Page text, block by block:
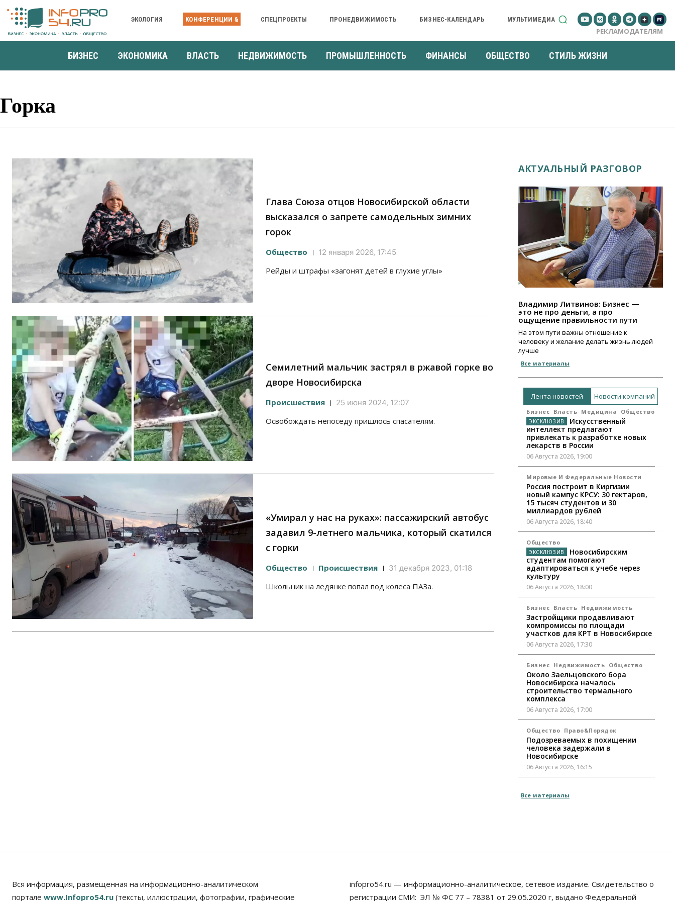
ЭКОЛОГИЯ КОНФЕРЕНЦИИ & СПЕЦПРОЕКТЫ ПРОНЕДВИЖИМОСТЬ БИЗНЕС-КАЛЕНДАРЬ МУЛЬТИМЕДИА
РЕКЛАМОДАТЕЛЯМ
БИЗНЕС ЭКОНОМИКА ВЛАСТЬ НЕДВИЖИМОСТЬ ПРОМЫШЛЕННОСТЬ ФИНАНСЫ ОБЩЕСТВО СТИЛЬ ЖИЗНИ
Горка
Глава Союза отцов Новосибирской области
высказался о запрете самодельных зимних
горок
Общество 12 января 2026, 17:45
Рейды и штрафы «загонят детей в глухие углы»
Семилетний мальчик застрял в ржавой горке во
дворе Новосибирска
Происшествия 25 июня 2024, 12:07
Освобождать непоседу пришлось спасателям.
«Умирал у нас на руках»: пассажирский автобус
задавил 9-летнего мальчика, который скатился
с горки
Общество Происшествия 31 декабря 2023, 01:18
Школьник на ледянке попал под колеса ПАЗа.
АКТУАЛЬНЫЙ РАЗГОВОР
Владимир Литвинов: Бизнес —
это не про деньги, а про
ощущение правильности пути
На этом пути важны отношение к
человеку и желание делать жизнь людей
лучше
Все материалы
Лента новостей Новости компаний
Бизнес Власть Медицина Общество
Искусственный
интеллект предлагают
привлекать к разработке новых
лекарств в России
06 Августа 2026, 19:00
Мировые И Федеральные Новости
Россия построит в Киргизии
новый кампус КРСУ: 30 гектаров,
15 тысяч студентов и 30
миллиардов рублей
06 Августа 2026, 18:40
Общество
Новосибирским
студентам помогают
адаптироваться к учебе через
культуру
06 Августа 2026, 18:00
Бизнес Власть Недвижимость
Застройщики продавливают
компромиссы по площади
участков для КРТ в Новосибирске
06 Августа 2026, 17:30
Бизнес Недвижимость Общество
Около Заельцовского бора
Новосибирска началось
строительство термального
комплекса
06 Августа 2026, 17:00
Общество Право&Порядок
Подозреваемых в похищении
человека задержали в
Новосибирске
06 Августа 2026, 16:15
Пенсионеры старше 80 лет в
Власть
Все материалы
Вся информация, размещенная на информационно-аналитическом
портале www.Infopro54.ru (тексты, иллюстрации, фотографии, графические
infopro54.ru — информационно-аналитическое, сетевое издание. Свидетельство о
регистрации СМИ: ЭЛ № ФС 77 – 78381 от 29.05.2020 г, выдано Федеральной